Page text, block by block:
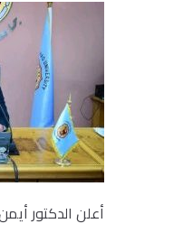
أعلن الدكتور